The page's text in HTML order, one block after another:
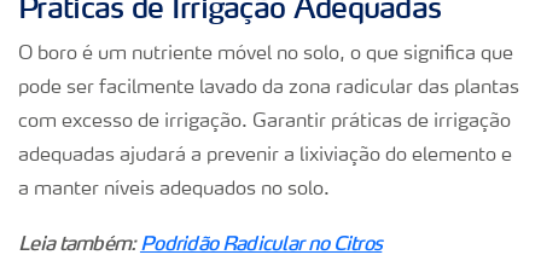
O boro é um nutriente móvel no solo, o que significa que
pode ser facilmente lavado da zona radicular das plantas
com excesso de irrigação. Garantir práticas de irrigação
adequadas ajudará a prevenir a lixiviação do elemento e
a manter níveis adequados no solo.
Leia também:Podridão Radicular no Citros